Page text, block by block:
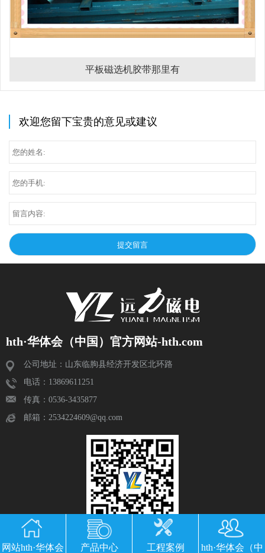
平板磁选机胶带那里有
欢迎您留下宝贵的意见或建议
hth·华体会（中国）官方网站-hth.com
公司地址：山东临朐县经济开发区北环路
电话：13869611251
传真：0536-3435877
邮箱：2534224609@qq.com
网站hth·华体会 产品中心 工程案例 hth·华体会（中